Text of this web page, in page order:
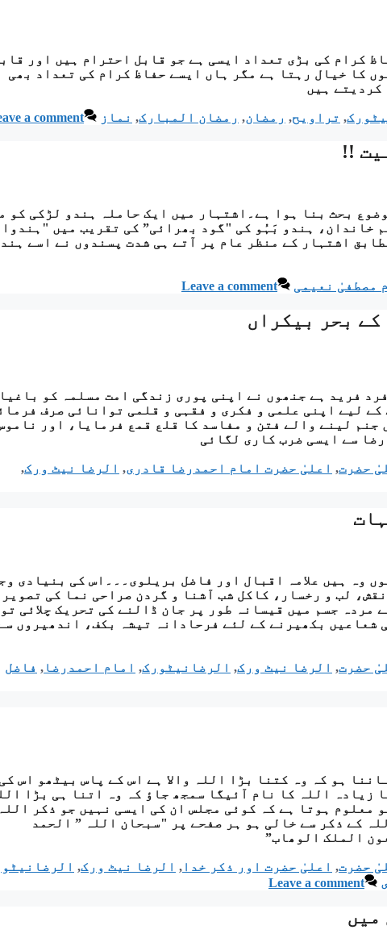
کرام کی بڑی تعداد ایسی ہے جو قابل احترام ہیں اور
کا خیال رہتا ہے مگر ہاں ایسے حفاظ کرام کی تعداد بھی
کردیتے ہیں
, تراویح, رمضان, رمضان المبارک, نماز a comment
!!
بحث بنا ہوا ہے۔اشتہار میں ایک حاملہ ہندو لڑکی کو
خاندان، ہندو بَہُو کی "گود بھرائی” کی تقریب میں
اشتہار کے منظر عام پر آتے ہی شدت پسندوں نے اسے
مصطفیٰ نعیمی Leave a comment
بحر بیکراں
فرید ہے جنھوں نے اپنی پوری زندگی امت مسلمہ کو
لیے اپنی علمی و فکری و فقہی و قلمی توانائی صرف
لینے والے فتن و مفاسد کا قلع قمع فرمایا، اور
سے ایسی ضرب کاری لگائی
حضرت, اعلیٰ حضرت امام احمدرضا قادری, الرضا نیٹ ورک,
وہ ہیں علامہ اقبال اور فاضل بریلوی۔۔۔اس کی بنیادی
لب و رخسار، کاکل شب آشنا و گردن صراحی نما کی
جسم میں قیسانہ طور پر جان ڈالنے کی تحریک چلائی تو
شعاعیں بکھیرنے کے لئے فرحادانہ تیشہ بکف، اندھیروں
حضرت, الرضا نیٹ ورک, الرضانیٹورک, امام احمدرضا , فاضل
ہو کہ وہ کتنا بڑا اللہ والا ہے اس کے پاس بیٹھو اس کی
زیادہ اللہ کا نام آئیگا سمجھ جاؤ کہ وہ اتنا ہی بڑا
معلوم ہوتا ہے کہ کوئی مجلس ان کی ایسی نہیں جو ذکر
کے ذکر سے خالی ہو ہر صفحے پر "سبحان اللہ ” الحمد
الملک الوھاب”
حضرت, اعلیٰ حضرت اور ذکر خدا , الرضا نیٹ ورک,
Leave a comment
میں